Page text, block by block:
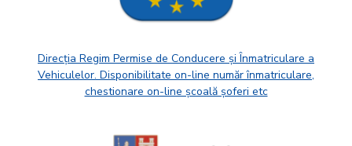
Direcția Regim Permise de Conducere și Înmatriculare a
Vehiculelor. Disponibilitate on-line număr înmatriculare,
chestionare on-line școală șoferi etc